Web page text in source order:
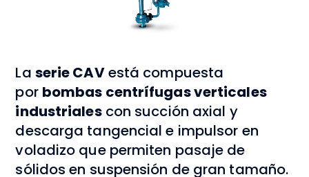
La serie CAVestá compuesta
por bombas centrífugas verticales
industrialescon succión axial y
descarga tangencial e impulsor en
voladizo que permiten pasaje de
sólidos en suspensión de gran tamaño.